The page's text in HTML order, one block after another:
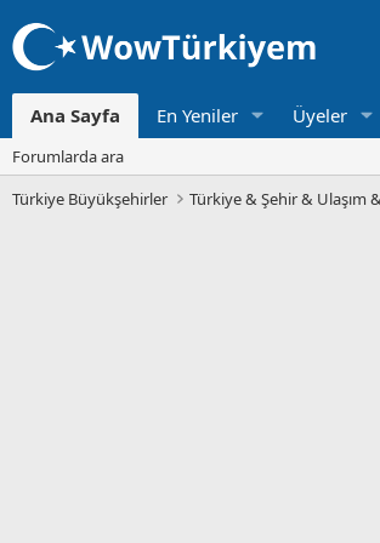
Ana Sayfa En Yeniler Üyeler
Forumlarda ara
Türkiye Büyükşehirler
Türkiye & Şehir & Ulaşım